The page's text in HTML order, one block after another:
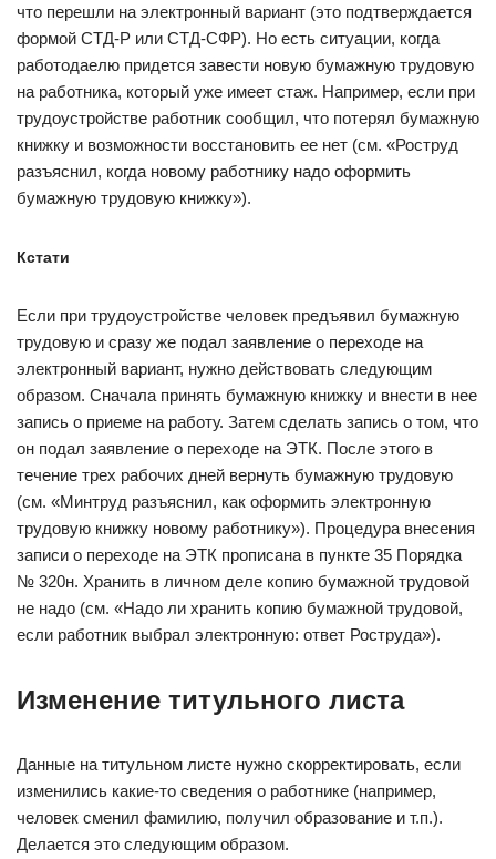
что перешли на электронный вариант (это подтверждается
формой СТД-Р или СТД-СФР). Но есть ситуации, когда
работодаелю придется завести новую бумажную трудовую
на работника, который уже имеет стаж. Например, если при
трудоустройстве работник сообщил, что потерял бумажную
книжку и возможности восстановить ее нет (см. «Роструд
разъяснил, когда новому работнику надо оформить
бумажную трудовую книжку»).
Кстати
Если при трудоустройстве человек предъявил бумажную
трудовую и сразу же подал заявление о переходе на
электронный вариант, нужно действовать следующим
образом. Сначала принять бумажную книжку и внести в нее
запись о приеме на работу. Затем сделать запись о том, что
он подал заявление о переходе на ЭТК. После этого в
течение трех рабочих дней вернуть бумажную трудовую
(см. «Минтруд разъяснил, как оформить электронную
трудовую книжку новому работнику»). Процедура внесения
записи о переходе на ЭТК прописана в пункте 35 Порядка
№ 320н. Хранить в личном деле копию бумажной трудовой
не надо (см. «Надо ли хранить копию бумажной трудовой,
если работник выбрал электронную: ответ Роструда»).
Изменение титульного листа
Данные на титульном листе нужно скорректировать, если
изменились какие-то сведения о работнике (например,
человек сменил фамилию, получил образование и т.п.).
Делается это следующим образом.